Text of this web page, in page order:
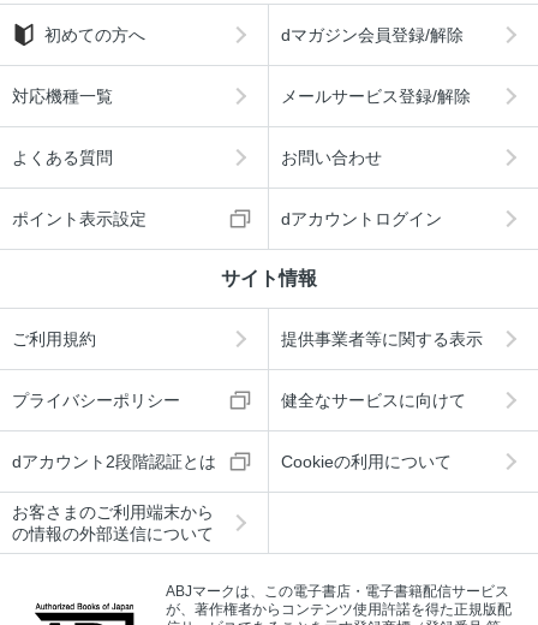
初めての方へ dマガジン会員登録/解除
対応機種一覧 メールサービス登録/解除
よくある質問 お問い合わせ
ポイント表示設定 dアカウントログイン
サイト情報
ご利用規約 提供事業者等に関する表示
プライバシーポリシー 健全なサービスに向けて
dアカウント2段階認証とは Cookieの利用について
お客さまのご利用端末から
の情報の外部送信について
ABJマークは、この電子書店・電子書籍配信サービス
が、著作権者からコンテンツ使用許諾を得た正規版配